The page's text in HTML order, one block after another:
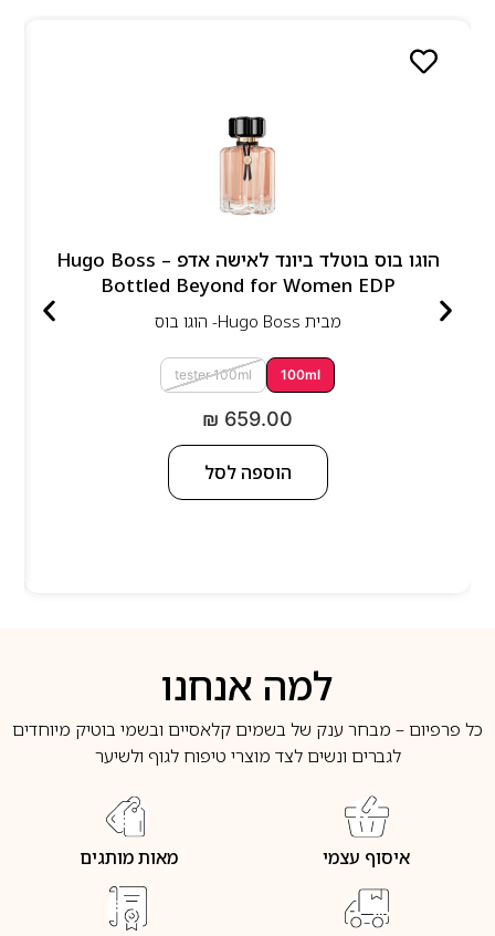
הוגו בוס בוטלד ביונד לאישה אדפ – Hugo Boss
Bottled Beyond for Women EDP
מבית Hugo Boss- הוגו בוס
100ml
tester 100ml
₪ 659.00
הוספה לסל
למה אנחנו
כל פרפיום – מבחר ענק של בשמים קלאסיים ובשמי בוטיק מיוחדים
לגברים ונשים לצד מוצרי טיפוח לגוף ולשיער
איסוף עצמי מאות מותגים